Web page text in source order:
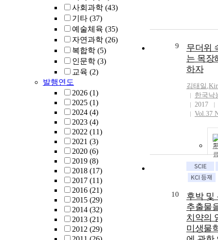
사회과학 (43)
기타 (37)
예술체육 (35)
자연과학 (26)
복합학 (5)
인문학 (3)
교육 (2)
발행연도
2026 (1)
2025 (1)
2024 (4)
2023 (4)
2022 (11)
2021 (3)
2020 (6)
2019 (8)
2018 (17)
2017 (11)
2016 (21)
2015 (29)
2014 (32)
2013 (21)
2012 (29)
9
무더위
는 목장
하자
김태일 ,
한국낙
2017
Vol.37
10
후박 및
추출물
치약의
미생물